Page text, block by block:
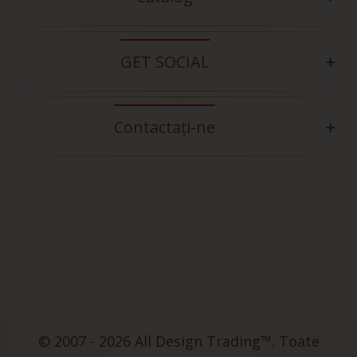
GET SOCIAL
Contactați-ne
© 2007 - 2026 All Design Trading™. Toate